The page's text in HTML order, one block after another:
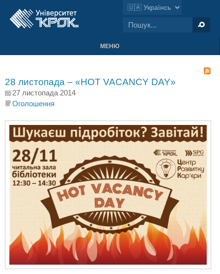
МЕНЮ
28 листопада – «HOT VACANCY DAY»
27 листопада 2014
Оголошення